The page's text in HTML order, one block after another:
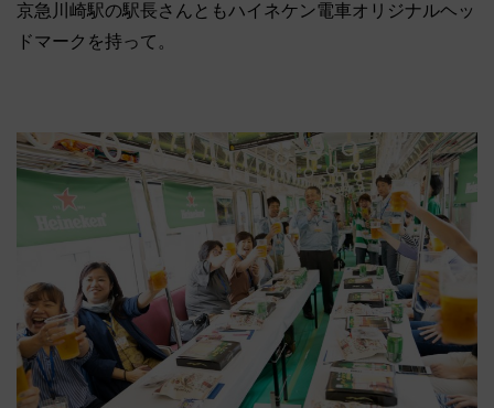
京急川崎駅の駅長さんともハイネケン電車オリジナルヘッ
ドマークを持って。